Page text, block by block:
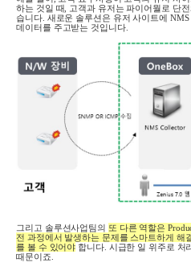
하는 것일 때 고객과 유저는 파이어월로 단
습니다. 새로운 솔루션은 유저 사이트에 NMS
데이터를 주고받는 것입니다.
그리고 솔루션사업팀의 또 다른 역할은
전 과정에서 발생하는 문제를 스마트하게 해
를 볼 수 있어야 합니다. 시급한 일 위주로 처
때문이죠